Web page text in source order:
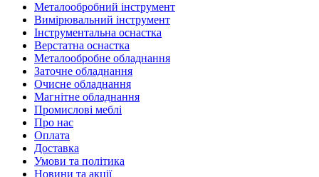
Металообробний інструмент
Вимірювальний інструмент
Інструментальна оснастка
Верстатна оснастка
Металообробне обладнання
Заточне обладнання
Очисне обладнання
Магнітне обладнання
Промислові меблі
Про нас
Оплата
Доставка
Умови та політика
Новини та акції